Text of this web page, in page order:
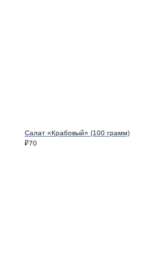
Салат «Крабовый» (100 грамм)
₽70